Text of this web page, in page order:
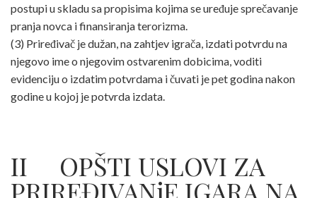
postupi u skladu sa propisima kojima se uređuje sprečavanje
pranja novca i finansiranja terorizma.
(3) Priređivač je dužan, na zahtjev igrača, izdati potvrdu na
njegovo ime o njegovim ostvarenim dobicima, voditi
evidenciju o izdatim potvrdama i čuvati je pet godina nakon
godine u kojoj je potvrda izdata.
II OPŠTI USLOVI ZA
PRIREĐIVANjE IGARA NA